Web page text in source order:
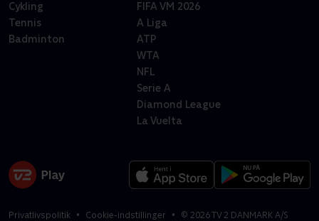
Cykling
Tennis
Badminton
FIFA VM 2026
A Liga
ATP
WTA
NFL
Serie A
Diamond League
La Vuelta
Privatlivspolitik Cookie-indstillinger © 2026TV 2 DANMARK A/S